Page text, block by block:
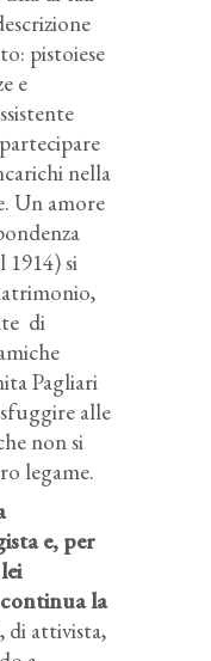
pistoiese
e
nella
Un amore
1914) si
di
Pagliari
alle
non si
legame.
e, per
la
, di attivista,